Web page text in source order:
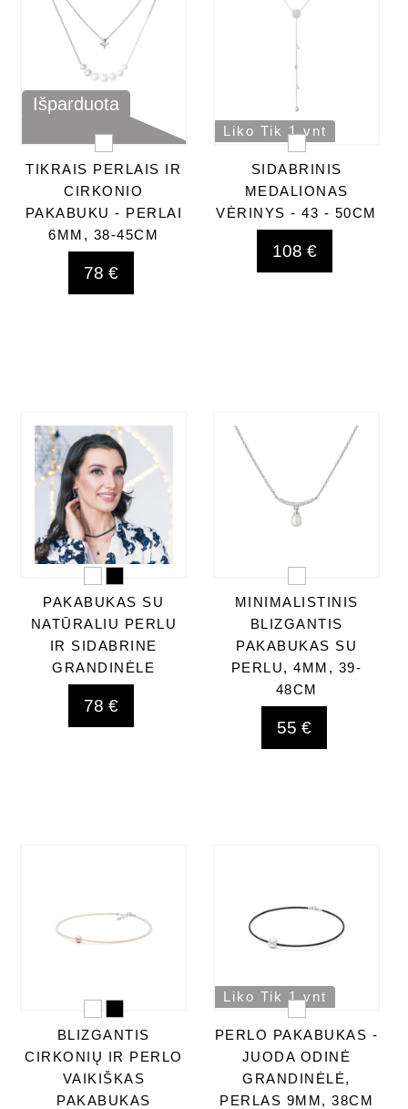
Išparduota
TIKRAIS PERLAIS IR
CIRKONIO
PAKABUKU - PERLAI
6MM, 38-45CM
78 €
Liko Tik 1 vnt
SIDABRINIS
MEDALIONAS
VĖRINYS - 43 - 50CM
108 €
PAKABUKAS SU
NATŪRALIU PERLU
IR SIDABRINE
GRANDINĖLE
78 €
MINIMALISTINIS
BLIZGANTIS
PAKABUKAS SU
PERLU, 4MM, 39-
48CM
55 €
BLIZGANTIS
CIRKONIŲ IR PERLO
VAIKIŠKAS
PAKABUKAS
Liko Tik 1 vnt
PERLO PAKABUKAS -
JUODA ODINĖ
GRANDINĖLĖ,
PERLAS 9MM, 38CM